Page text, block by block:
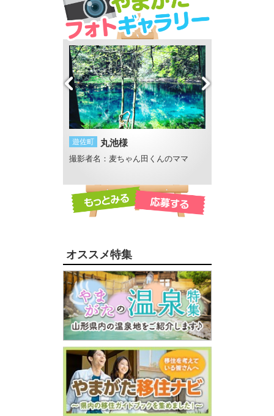
遊佐町 丸池様
撮影者名：麦ちゃん田くんのママ
オススメ特集